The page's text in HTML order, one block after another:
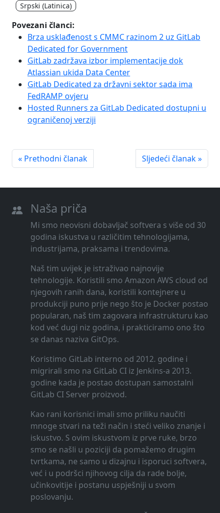
Srpski (Latinica)
Povezani članci:
Brza usklađenost s CMMC razinom 2 uz GitLab
Dedicated for Government
GitLab zadržava izbor implementacije dok
Atlassian ukida Data Center
GitLab Dedicated za državni sektor sada ima
FedRAMP ovjeru
Hosted Runners za GitLab Dedicated dostupni u
ograničenoj verziji
« Prethodni članak Sljedeći članak »
Naša priča
Mi smo neovisni dobavljač softvera s više od 30
godina iskustva u različitim tehnologijama,
industrijama, praksama i trendovima.
Naš tim uvijek je istraživao najnovije
tehnologije. Koristili smo Amazon AWS cloud od
njegovih ranih dana, koristili kontejnere u
produkciji puno prije nego što je Docker postao
popularan, naš tim zagovara infrastrukturu kao
kod već dugi niz godina, i prakticiramo ono što
se danas naziva GitOps.
Koristimo GitLab interno od 2012. godine i
migrirali smo na GitLab CI iz Jenkins-a 2013.
godine kada je postao dostupan samostalni
GitLab CI Server proizvod.
Kao rani korisnici imali smo priliku naučiti
mnoge stvari na teži način i steći veliko znanje i
iskustvo. S ovim iskustvom iz prve ruke, brzo
smo se našli u poziciji da pomažemo drugim
tvrtkama, ne samo u dizajnu i isporuci softvera,
već i u podršci njihovog cilja da rade bolje,
učinkovitije i postanu uspješniji u svom
poslovanju.